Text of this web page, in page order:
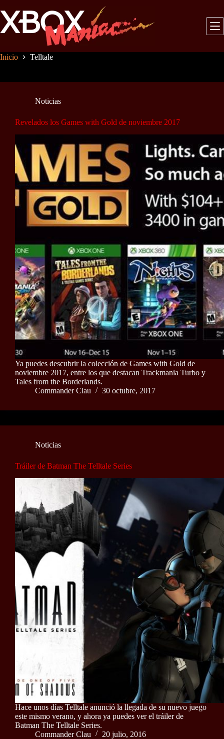
al
contenido
Inicio Telltale
Noticias
Revelados los Games with Gold de noviembre 2017
Ya puedes descubrir la colección de Games with Gold de
noviembre 2017, entre los que destacan Trackmania Turbo y
Tales from the Borderlands.
Commander Clau
30 octubre, 2017
Noticias
Tráiler de Batman The Telltale Series
Hace unos días Telltale anunció la llegada de su nuevo juego
este mismo verano, y ahora ya puedes ver el tráiler de
Batman The Telltale Series.
Commander Clau
20 julio, 2016